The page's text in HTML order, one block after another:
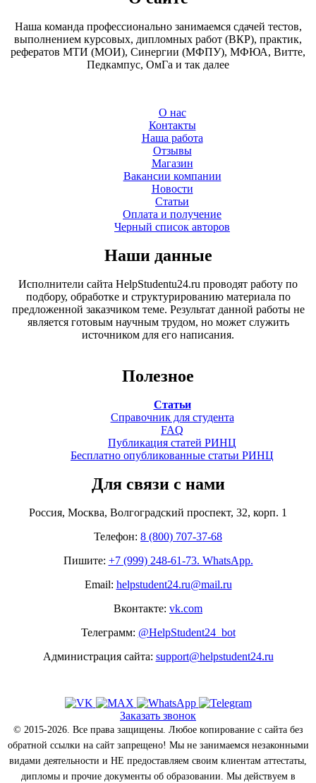
Наша команда профессионально занимаемся сдачей тестов,
выполнением курсовых, дипломных работ (ВКР), практик,
рефератов МТИ (МОИ), Синергии (МФПУ), МФЮА, Витте,
Педкампус, ОмГа и так далее
О нас
Контакты
Наша работа
Отзывы
Магазин
Вакансии компании
Новости
Статьи
Оплата и получение
Черный список авторов
Наши данные
Исполнители сайта HelpStudentu24.ru проводят работу по
подбору, обработке и структурированию материала по
предложенной заказчиком теме. Результат данной работы не
является готовым научным трудом, но может служить
источником для его написания.
Полезное
Статьи
Справочник для студента
FAQ
Публикация статей РИНЦ
Бесплатно опубликованные статьи РИНЦ
Для связи с нами
Россия, Москва, Волгоградский проспект, 32, корп. 1
Телефон: 8 (800) 707-37-68
Пишите: +7 (999) 248-61-73. WhatsApp.
Email: helpstudent24.ru@mail.ru
Вконтакте: vk.com
Телеграмм: @HelpStudent24_bot
Администрация сайта: support@helpstudent24.ru
Заказать звонок
© 2015-2026. Все права защищены. Любое копирование с сайта без
обратной ссылки на сайт запрещено! Мы не занимаемся незаконными
видами деятельности и НЕ предоставляем своим клиентам аттестаты,
дипломы и прочие документы об образовании. Мы действуем в